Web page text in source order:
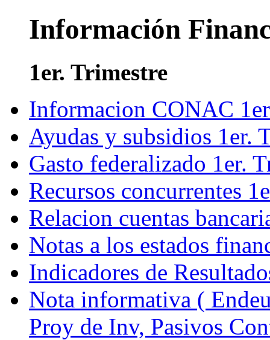
Información
1er. Trimestre
Informacion CONAC
Ayudas y subsidios 1er.
Gasto federalizado 1er.
Recursos concurrentes
Relacion cuentas
Notas a los estados
Indicadores de
Nota informativa (
Proy de Inv, Pasivos